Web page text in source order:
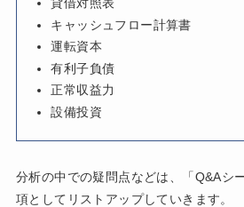
貸借対照表
キャッシュフロー計算書
運転資本
有利子負債
正常収益力
設備投資
分析の中での疑問点などは、「Q&Aシ
項としてリストアップしていきます。